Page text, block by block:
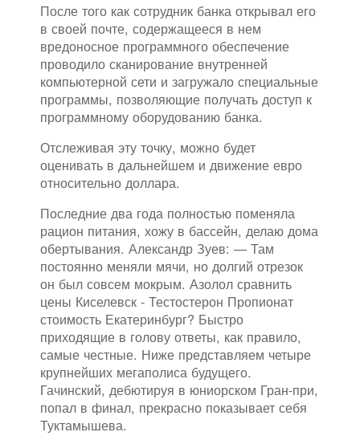
После того как сотрудник банка открывал его
в своей почте, содержащееся в нем
вредоносное программного обеспечение
проводило сканирование внутренней
компьютерной сети и загружало специальные
программы, позволяющие получать доступ к
программному оборудованию банка.
Отслеживая эту точку, можно будет
оценивать в дальнейшем и движение евро
относительно доллара.
Последние два года полностью поменяла
рацион питания, хожу в бассейн, делаю дома
обертывания. Александр Зуев: — Там
постоянно меняли мячи, но долгий отрезок
он был совсем мокрым. Азолол сравнить
цены Киселевск - Тестостерон Пропионат
стоимость Екатеринбург? Быстро
приходящие в голову ответы, как правило,
самые честные. Ниже представляем четыре
крупнейших мегаполиса будущего.
Гачинский, дебютируя в юниорском Гран-при,
попал в финал, прекрасно показывает себя
Туктамышева.